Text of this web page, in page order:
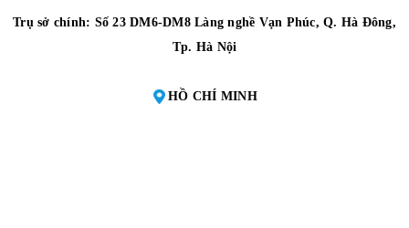
Trụ sở chính: Số 23 DM6-DM8 Làng nghề Vạn Phúc, Q. Hà Đông,
Tp. Hà Nội
HỒ CHÍ MINH